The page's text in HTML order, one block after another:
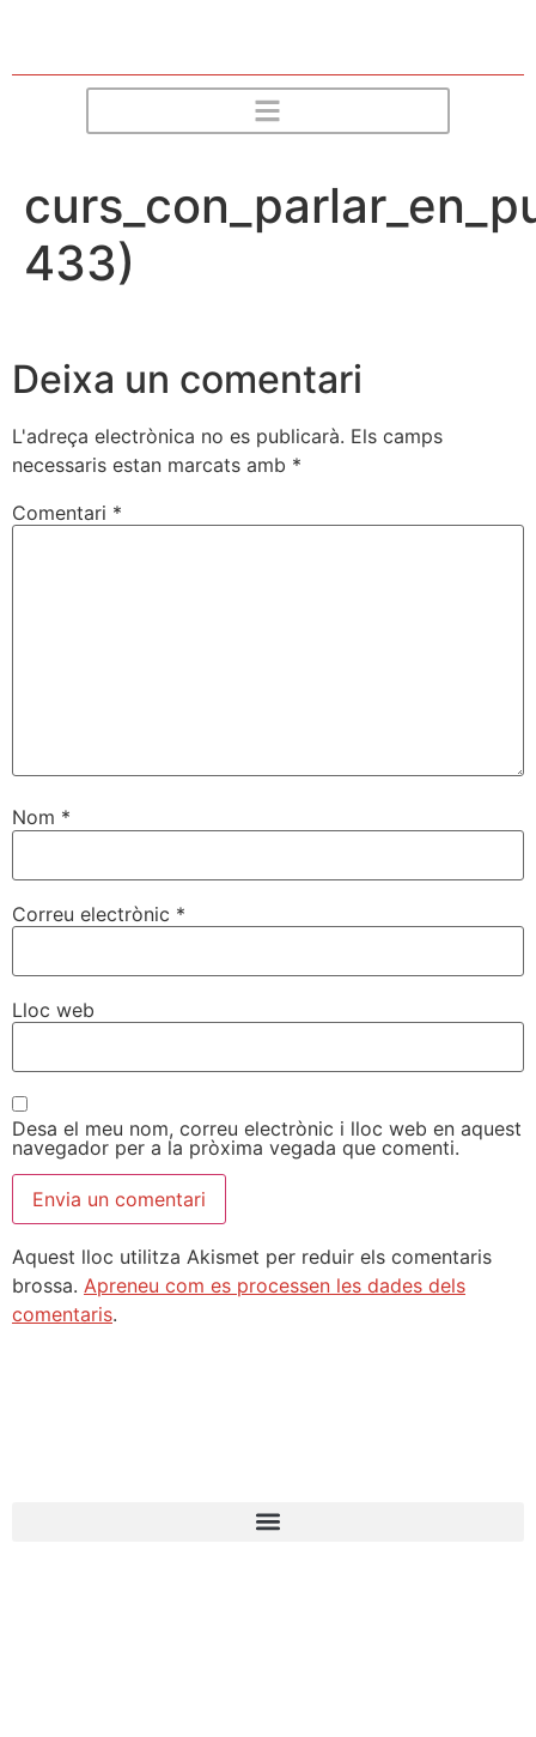
433)
Deixa un comentari
L'adreça electrònica no es publicarà. Els camps
necessaris estan marcats amb *
Comentari *
Nom *
Correu electrònic *
Lloc web
Desa el meu nom, correu electrònic i lloc web en aquest
navegador per a la pròxima vegada que comenti.
Aquest lloc utilitza Akismet per reduir els comentaris
brossa. Apreneu com es processen les dades dels
comentaris.